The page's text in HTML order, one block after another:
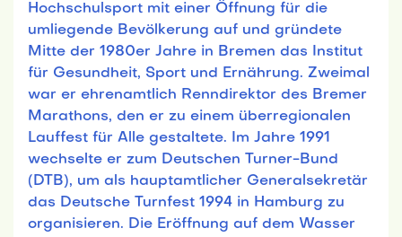
Hochschulsport mit einer Öffnung für die
umliegende Bevölkerung auf und gründete
Mitte der 1980er Jahre in Bremen das Institut
für Gesundheit, Sport und Ernährung. Zweimal
war er ehrenamtlich Renndirektor des Bremer
Marathons, den er zu einem überregionalen
Lauffest für Alle gestaltete. Im Jahre 1991
wechselte er zum Deutschen Turner-Bund
(DTB), um als hauptamtlicher Generalsekretär
das Deutsche Turnfest 1994 in Hamburg zu
organisieren. Die Eröffnung auf dem Wasser